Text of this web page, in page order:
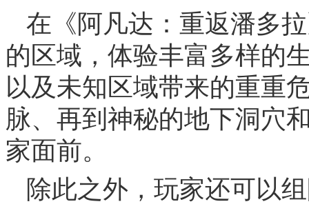
在《阿凡达：重返潘多
的区域，体验丰富多样的
以及未知区域带来的重重
脉、再到神秘的地下洞穴
家面前。
除此之外，玩家还可以